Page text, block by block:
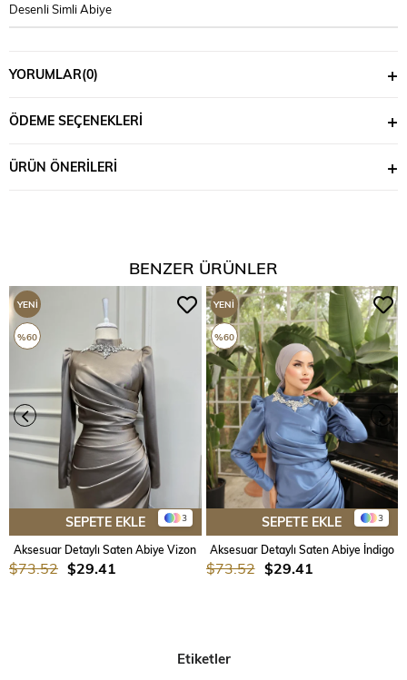
Desenli Simli Abiye
YORUMLAR(0)
ÖDEME SEÇENEKLERI
ÜRÜN ÖNERILERI
BENZER ÜRÜNLER
3
SEPETE EKLE
Aksesuar Detaylı Saten Abiye Vizon
$29.41
$73.52
YENI
ÜRÜN
%60
3
SEPETE EKLE
Aksesuar Detaylı Saten Abiye İndigo
$29.41
$73.52
YENI
ÜRÜN
%60
Etiketler